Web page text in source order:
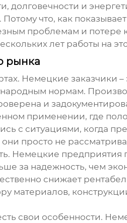
долговечности и
что, как
проблемам и
лет работы на
рынка
Немецкие
нормам.
и
применении, где
с ситуациями, когда
просто не
Немецкие предприятия
за надежность, чем
снижает
материалов,
свои особенности.